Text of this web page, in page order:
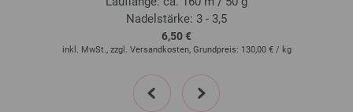
0127-Camel meliert | EAN: 4033493139892
0128-Jeans meliert | EAN: 4033493155816
0130-Altrosa meliert | EAN: 4033493155830
0131-Graubeige meliert | EAN: 4033493177481
Nadelstärke: 3 - 3,5
6,50 €
inkl. MwSt., zzgl. Versandkosten, Grundpreis: 130,00 € / kg
prev next